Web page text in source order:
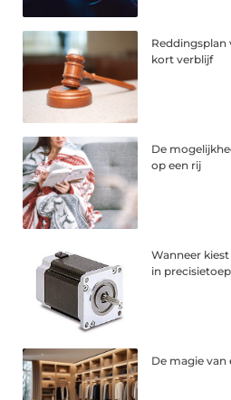
Reddingsplan
kort verblijf
De
op een rij
Wanneer
in
De magie van